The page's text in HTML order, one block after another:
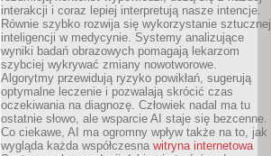
interakcji i coraz lepiej interpretują nasze intencje.
Równie szybko rozwija się wykorzystanie sztucznej
inteligencji w medycynie. Systemy analizujące
wyniki badań obrazowych pomagają lekarzom
szybciej wykrywać zmiany nowotworowe.
Algorytmy przewidują ryzyko powikłań, sugerują
optymalne leczenie i pozwalają skrócić czas
oczekiwania na diagnozę. Człowiek nadal ma tu
ostatnie słowo, ale wsparcie AI staje się bezcenne.
Co ciekawe, AI ma ogromny wpływ także na to, jak
wygląda każda współczesna witryna internetowa